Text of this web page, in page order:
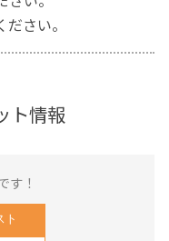
さい。
ト情報
す！
ト